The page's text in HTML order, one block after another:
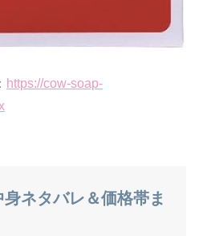
： https://cow-soap-
ネタバレ＆価格帯ま